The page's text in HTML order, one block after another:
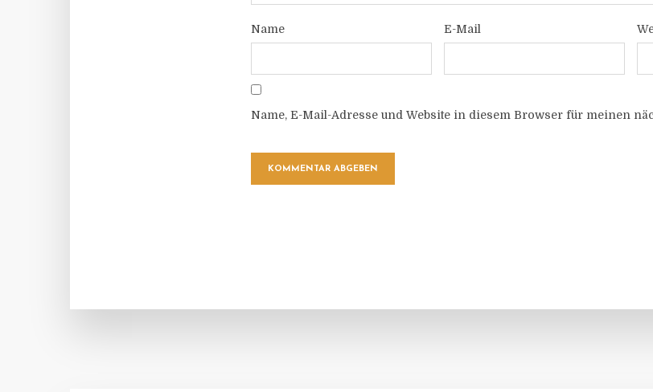
Name E-Mail
Name, E-Mail-Adresse und Website in diesem Browser für meinen